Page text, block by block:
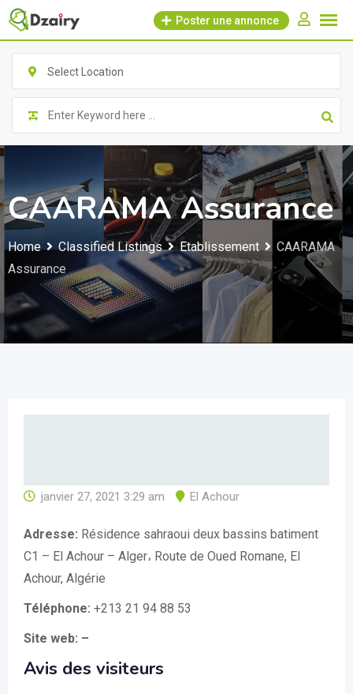
Skip
content
Poster une annonce
Select Location
CAARAMA Assurance
Home Classified Listings Etablissement
CAARAMA
Assurance
janvier 27, 2021 3:29 am El Achour
Adresse: Résidence sahraoui deux bassins batiment
C1 – El Achour – Alger، Route de Oued Romane, El
Achour, Algérie
Téléphone: +213 21 94 88 53
Site web: –
Avis des visiteurs